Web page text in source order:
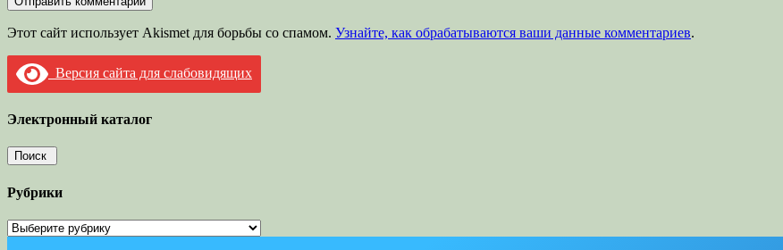
Этот сайт использует Akismet для борьбы со спамом. Узнайте, как обрабатываются ваши данные комментариев.
Версия сайта для слабовидящих
Электронный каталог
Рубрики
Рубрики